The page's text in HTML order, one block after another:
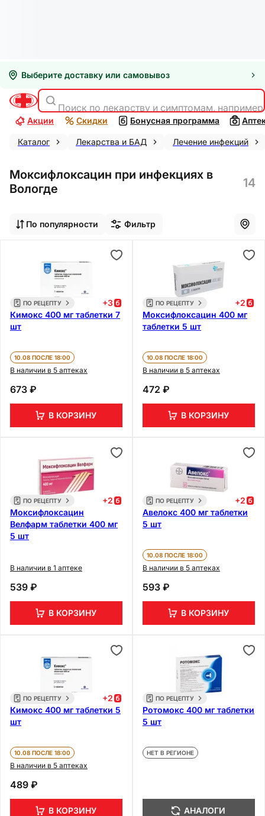
Выберите доставку или самовывоз
Поиск по лекарству и симптомам,
Акции Скидки Бонусная программа
Каталог Лекарства и БАД Лечение инфекций
Моксифлоксацин при инфекциях в
Вологде
14
По популярности Фильтр
ПО РЕЦЕПТУ +3
Кимокс 400 мг таблетки 7
шт
10.08 ПОСЛЕ 18:00
В наличии в 5 аптеках
673 ₽
В КОРЗИНУ
ПО РЕЦЕПТУ +2
Моксифлоксацин 400 мг
таблетки 5 шт
10.08 ПОСЛЕ 18:00
В наличии в 5 аптеках
472 ₽
В КОРЗИНУ
ПО РЕЦЕПТУ +2
Моксифлоксацин
Велфарм таблетки 400 мг
5 шт
В наличии в 1 аптеке
539 ₽
В КОРЗИНУ
ПО РЕЦЕПТУ +2
Авелокс 400 мг таблетки
5 шт
10.08 ПОСЛЕ 18:00
В наличии в 5 аптеках
593 ₽
В КОРЗИНУ
ПО РЕЦЕПТУ +2
Кимокс 400 мг таблетки 5
шт
10.08 ПОСЛЕ 18:00
В наличии в 5 аптеках
489 ₽
В КОРЗИНУ
ПО РЕЦЕПТУ
Ротомокс 400 мг таблетки
5 шт
НЕТ В РЕГИОНЕ
АНАЛОГИ